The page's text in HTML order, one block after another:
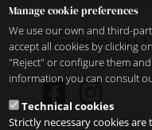
San Bernardo, 1
Manage cookie preferences
We use our own and third-
accept all cookies by clicking
"Reject" or configure them
information you can consult
Technical cookies
Strictly necessary cookies